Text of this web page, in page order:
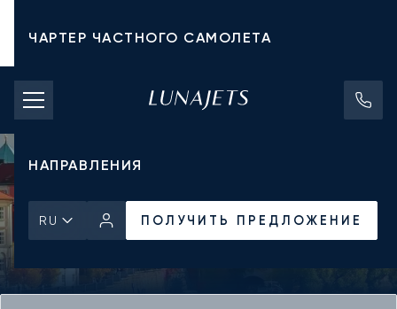
ЧАРТЕР ЧАСТНОГО САМОЛЕТА
СТОИМОСТЬ ЧАРТЕРА
ЧАСТНЫЕ САМОЛЕТЫ
НАПРАВЛЕНИЯ
RU ПОЛУЧИТЬ ПРЕДЛОЖЕНИЕ